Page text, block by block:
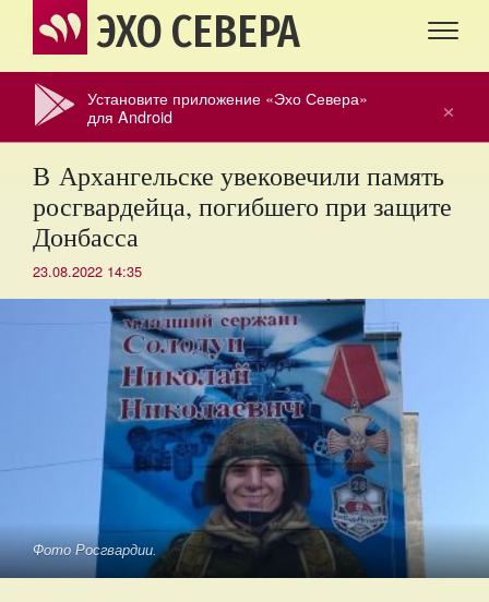
ЭХО СЕВЕРА
×
Установите приложение «Эхо Севера»
для Android
В Архангельске увековечили память
росгвардейца, погибшего при защите
Донбасса
23.08.2022 14:35
Фото Росгвардии.